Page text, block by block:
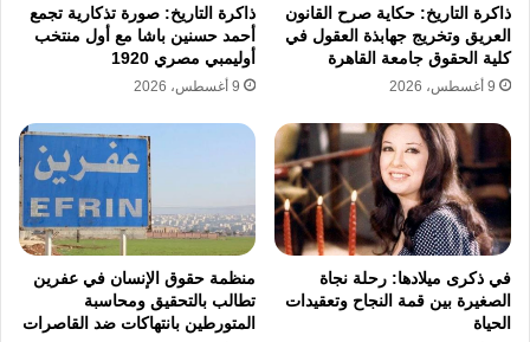
تشارك منظمات أخرى في رصد هذه الانتهاكات،
حيث أصدرت منظمة “هيومينا” لحقوق الإنسان
مملكة البحرين. وقع على هذا التقرير تحالف
حقوقي يضم “HuMENA” و”CIVICUS” ومنتدى
البحرين لحقوق الإنسان، مؤكدين جميعاً أن
السلطات فشلت في تقديم أي أدلة قانونية تدعم
مزاعمها. وتطالب هذه الجهات بضمان السلامة
ذاكرة التاريخ: حكاية صرح القانون
العريق وتخريج جهابذة العقول في
كلية الحقوق جامعة القاهرة
9 أغسطس، 2026
ذاكرة التاريخ: صورة تذكارية تجمع
أحمد حسنين باشا مع أول منتخب
أوليمبي مصري 1920
9 أغسطس، 2026
في ذكرى ميلادها: رحلة نجاة
الصغيرة بين قمة النجاح وتعقيدات
الحياة
منظمة حقوق الإنسان في عفرين
تطالب بالتحقيق ومحاسبة
المتورطين بانتهاكات ضد القاصرات